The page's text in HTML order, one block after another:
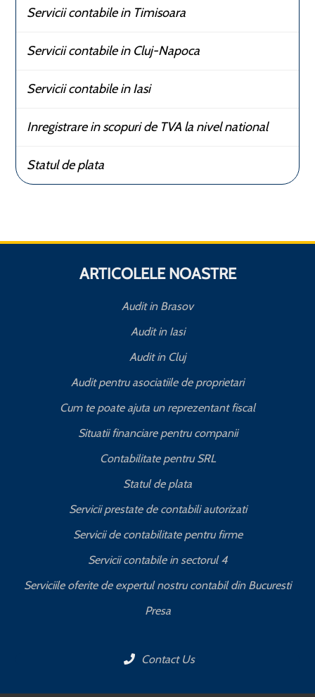
Servicii contabile in Timisoara
Servicii contabile in Cluj-Napoca
Servicii contabile in Iasi
Inregistrare in scopuri de TVA la nivel national
Statul de plata
ARTICOLELE NOASTRE
Audit in Brasov
Audit in Iasi
Audit in Cluj
Audit pentru asociatiile de proprietari
Cum te poate ajuta un reprezentant fiscal
Situatii financiare pentru companii
Contabilitate pentru SRL
Statul de plata
Servicii prestate de contabili autorizati
Servicii de contabilitate pentru firme
Servicii contabile in sectorul 4
Serviciile oferite de expertul nostru contabil din Bucuresti
Presa
Contact Us